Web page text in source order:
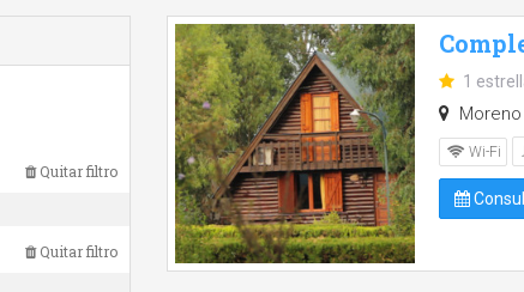
Quitar filtro
Quitar filtro
1
Wi-Fi